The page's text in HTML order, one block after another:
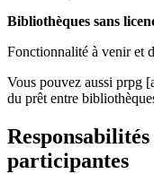
Bibliothèques sans
Fonctionnalité à venir et
Vous pouvez aussi prpg
du prêt entre
participantes